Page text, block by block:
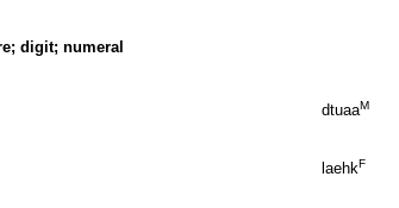
digit; numeral
dtuaaM
laehkF